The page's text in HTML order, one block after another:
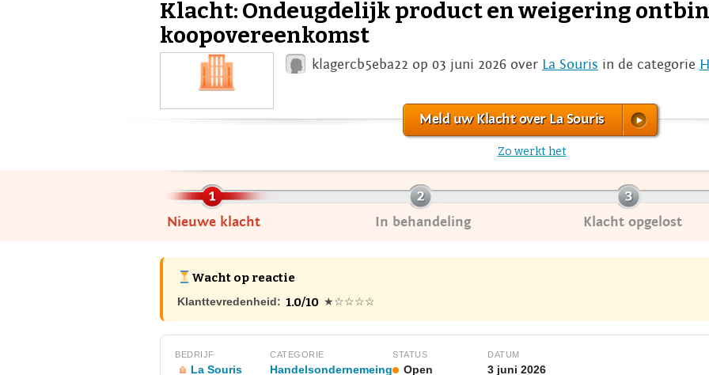
Klacht: Ondeugdelijk product en weigering
koopovereenkomst
klagercb5eba22 op 03 juni 2026 over La Souris in de categorie
Meld uw Klacht over La Souris
Zo werkt het
Nieuwe klacht In behandeling Klacht opgelost
Wacht op reactie
Klanttevredenheid: 1.0/10 ★☆☆☆☆
BEDRIJF
La Souris
CATEGORIE
Handelsondernemeing
STATUS
Open
DATUM
3 juni 2026